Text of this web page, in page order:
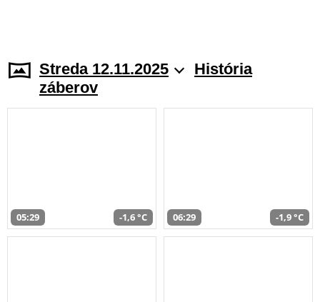
Streda 12.11.2025
História
záberov
05:29 -1,6 °C 06:29 -1,9 °C